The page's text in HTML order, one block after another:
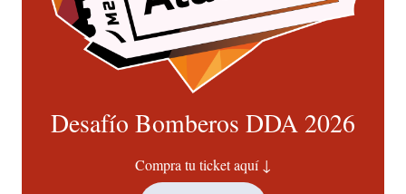
Desafío Bomberos DDA 2026
Compra tu ticket aquí ↓